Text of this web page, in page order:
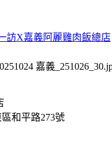
訪X嘉義阿麗雞肉飯總店
和平路273號